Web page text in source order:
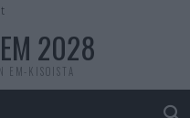
2028
EM-KISOISTA